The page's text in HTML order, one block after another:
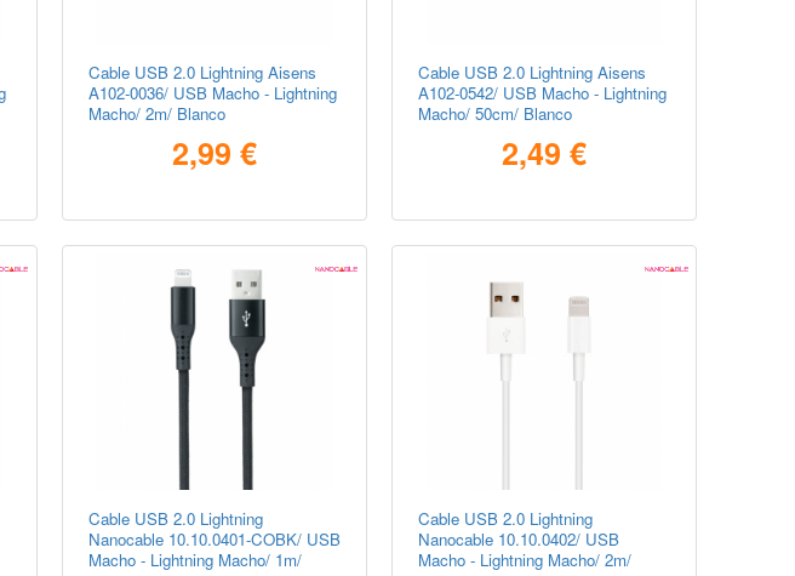
Cable USB 2.0 Lightning Aisens
A102-0036/ USB Macho - Lightning
Macho/ 2m/ Blanco
2,99 €
Cable USB 2.0 Lightning Aisens
A102-0542/ USB Macho - Lightning
Macho/ 50cm/ Blanco
2,49 €
Cable USB 2.0 Lightning
Nanocable 10.10.0401-COBK/ USB
Macho - Lightning Macho/ 1m/
Cable USB 2.0 Lightning
Nanocable 10.10.0402/ USB
Macho - Lightning Macho/ 2m/